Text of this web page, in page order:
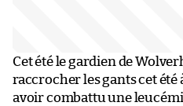
Cet été le gardien de
raccrocher les gants cet été
avoir combattu une